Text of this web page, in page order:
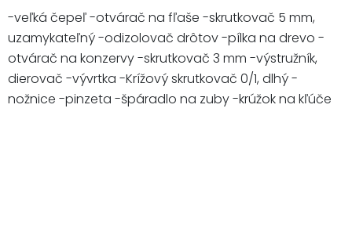
-veľká čepeľ -otvárač na fľaše -skrutkovač 5 mm,
uzamykateľný -odizolovač drôtov -pílka na drevo -
otvárač na konzervy -skrutkovač 3 mm -výstružník,
dierovač -vývrtka -Krížový skrutkovač 0/1, dlhý -
nožnice -pinzeta -špáradlo na zuby -krúžok na kľúče